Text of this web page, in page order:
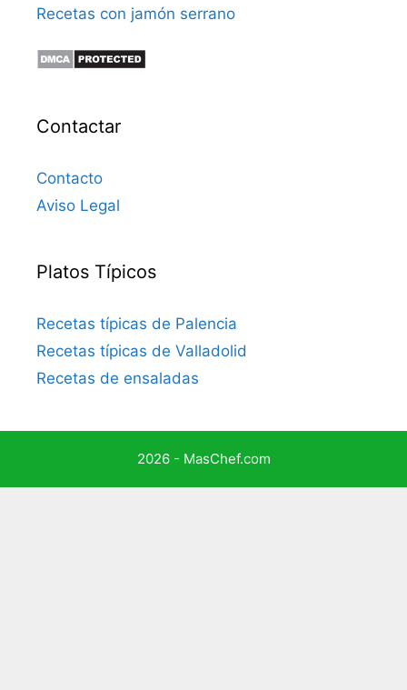
Recetas con jamón serrano
Contactar
Contacto
Aviso Legal
Platos Típicos
Recetas típicas de Palencia
Recetas típicas de Valladolid
Recetas de ensaladas
2026 - MasChef.com